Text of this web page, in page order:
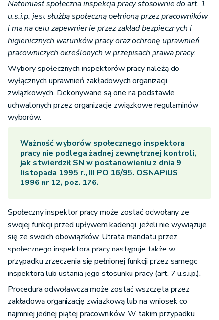
Natomiast społeczna inspekcja pracy stosownie do art. 1
u.s.i.p. jest służbą społeczną pełnioną przez pracowników
i ma na celu zapewnienie przez zakład bezpiecznych i
higienicznych warunków pracy oraz ochronę uprawnień
pracowniczych określonych w przepisach prawa pracy.
Wybory społecznych inspektorów pracy należą do
wyłącznych uprawnień zakładowych organizacji
związkowych. Dokonywane są one na podstawie
uchwalonych przez organizacje związkowe regulaminów
wyborów.
Ważność wyborów społecznego inspektora
pracy nie podlega żadnej zewnętrznej kontroli,
jak stwierdził SN w postanowieniu z dnia 9
listopada 1995 r., III PO 16/95. OSNAPiUS
1996 nr 12, poz. 176.
Społeczny inspektor pracy może zostać odwołany ze
swojej funkcji przed upływem kadencji, jeżeli nie wywiązuje
się ze swoich obowiązków. Utrata mandatu przez
społecznego inspektora pracy następuje także w
przypadku zrzeczenia się pełnionej funkcji przez samego
inspektora lub ustania jego stosunku pracy (art. 7 u.s.i.p.).
Procedura odwoławcza może zostać wszczęta przez
zakładową organizację związkową lub na wniosek co
najmniej jednej piątej pracowników. W takim przypadku